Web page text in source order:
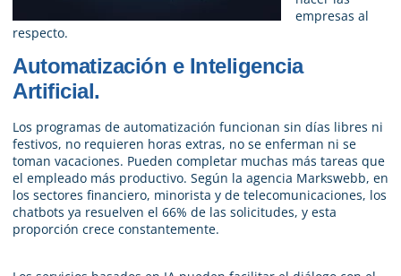
empresas al
respecto.
Automatización e Inteligencia
Artificial.
Los programas de automatización funcionan sin días libres ni
festivos, no requieren horas extras, no se enferman ni se
toman vacaciones. Pueden completar muchas más tareas que
el empleado más productivo. Según la agencia Markswebb, en
los sectores financiero, minorista y de telecomunicaciones, los
chatbots ya resuelven el 66% de las solicitudes, y esta
proporción crece constantemente.